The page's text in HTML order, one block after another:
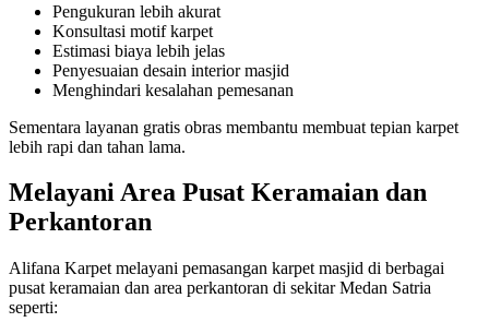
Pengukuran lebih akurat
Konsultasi motif karpet
Estimasi biaya lebih jelas
Penyesuaian desain interior masjid
Menghindari kesalahan pemesanan
Sementara layanan gratis obras membantu membuat tepian karpet
lebih rapi dan tahan lama.
Melayani Area Pusat Keramaian dan
Perkantoran
Alifana Karpet melayani pemasangan karpet masjid di berbagai
pusat keramaian dan area perkantoran di sekitar Medan Satria
seperti: